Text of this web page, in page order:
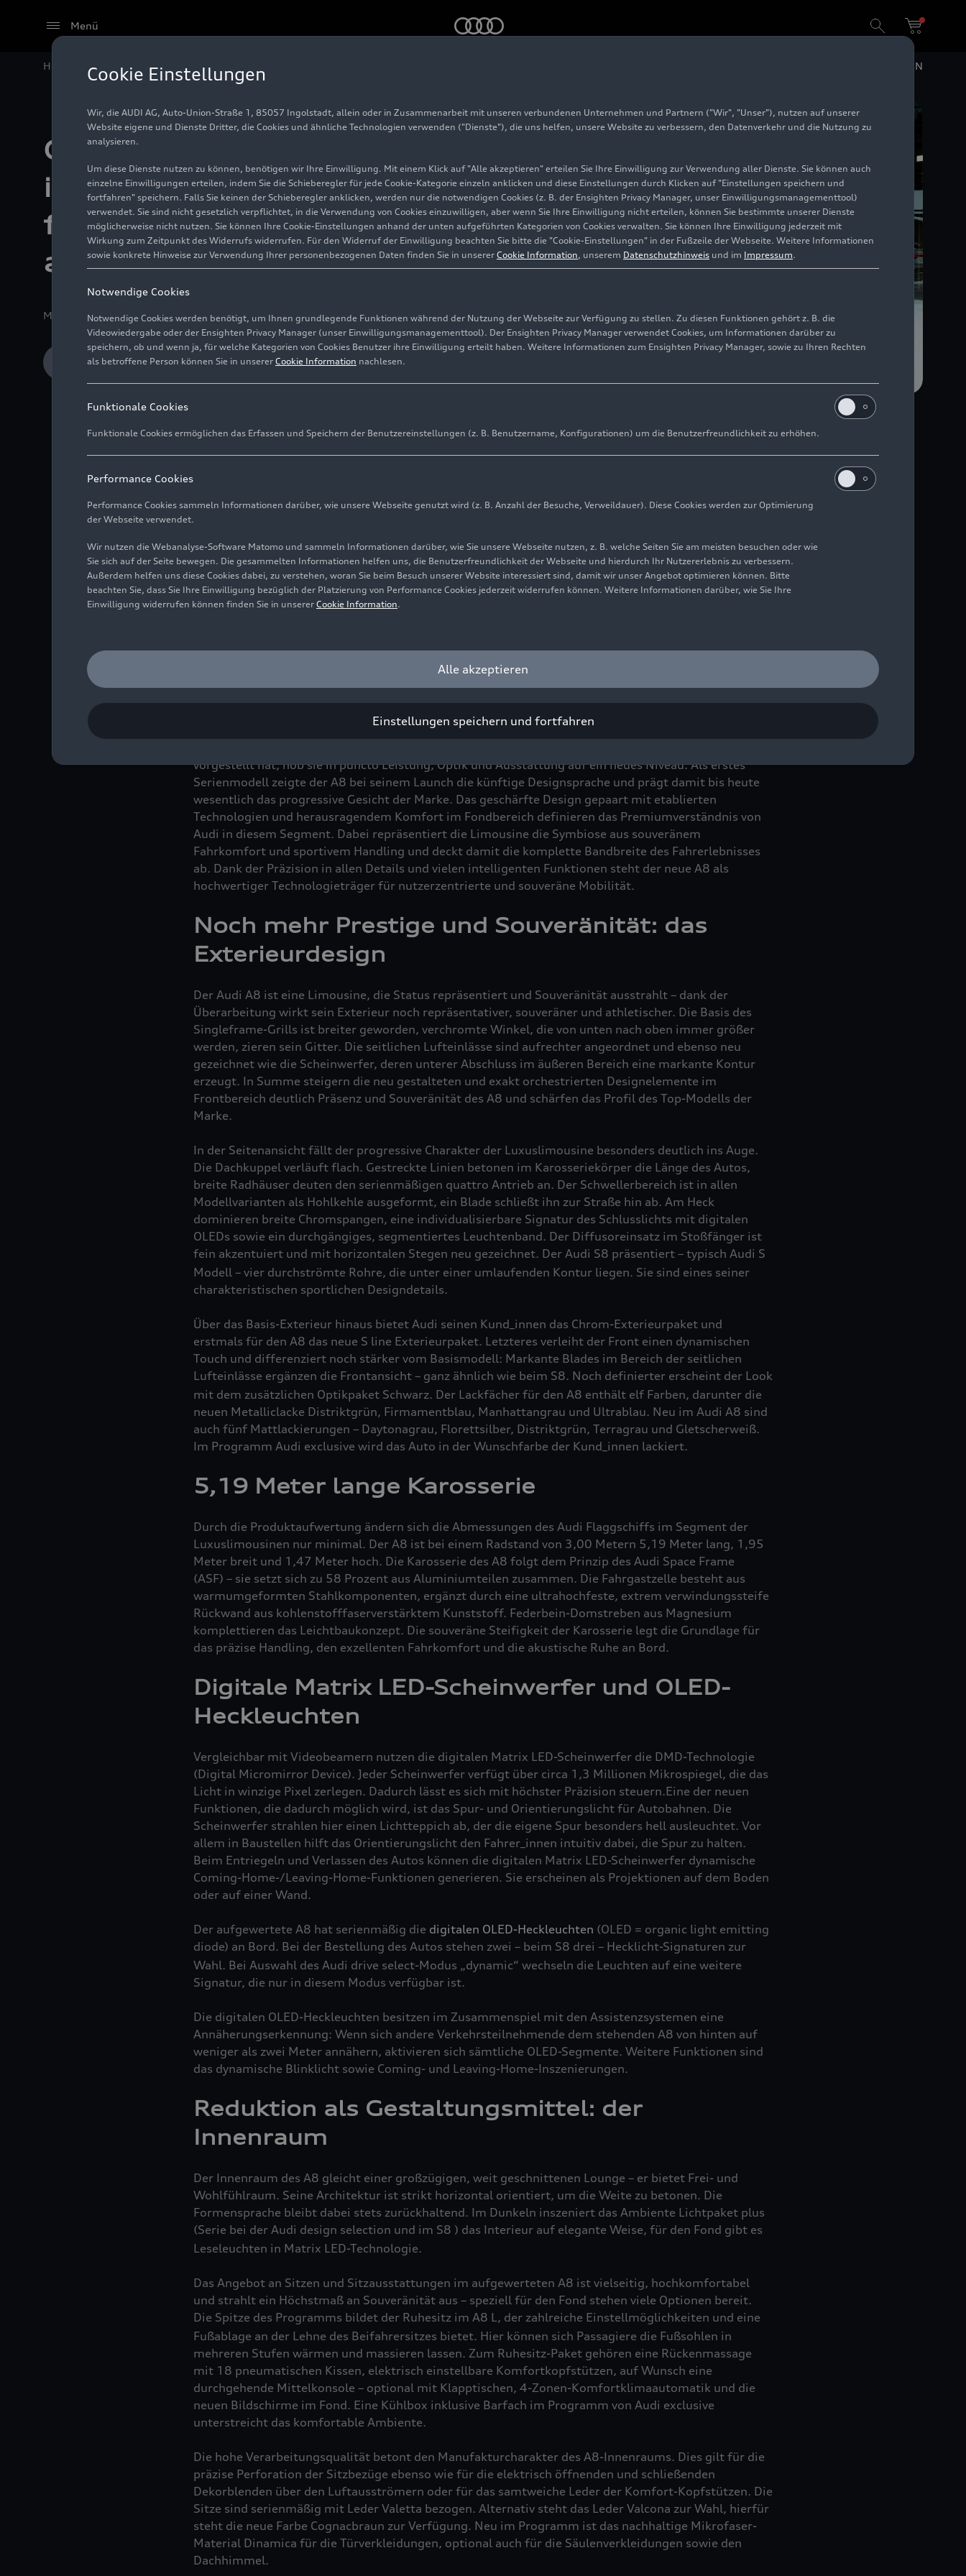
Menü
Home Modelle Audi A8 Audi A8 EN
Geschärftes Design und
innovative Technologien
für das Flaggschiff: der
aufgewertete Audi A8
Medieninformation 02.11.2021 Ingolstadt
Download Medieninformation
Digitalisierung des Lichts für mehr Sicherheit und progressives Technologieerlebnis
A8 LHorch als Top-Modell für China
(Ausführliche Textversion) Mit geschärftem Design insbesondere an Front und Heck sowie innovativen
Technologien sorgt Audi für eine gesteigerte Präsenz und sportliche Eleganz des A8. Damit arbeiten die
Vier Ringe den souveränen und progressiven Charakter der fahraktiven Luxuslimousine noch stärker
Im Modellportfolio von Audi spielt der A8 seit 1994 als Nachfolger des Audi V8 die Rolle der
Speerspitze der Marke im Segment der Luxuslimousinen. Der Audi A8 ist Sinnbild und Pionier für den
vorgestellt hat, hob sie in puncto Leistung, Optik und Ausstattung auf ein neues Niveau. Als erstes
Serienmodell zeigte der A8 bei seinem Launch die künftige Designsprache und prägt damit bis heute
wesentlich das progressive Gesicht der Marke. Das geschärfte Design gepaart mit etablierten
Technologien und herausragendem Komfort im Fondbereich definieren das Premiumverständnis von
Audi in diesem Segment. Dabei repräsentiert die Limousine die Symbiose aus souveränem
Fahrkomfort und sportivem Handling und deckt damit die komplette Bandbreite des Fahrerlebnisses
ab. Dank der Präzision in allen Details und vielen intelligenten Funktionen steht der neue A8 als
hochwertiger Technologieträger für nutzerzentrierte und souveräne Mobilität.
Noch mehr Prestige und Souveränität: das
Exterieurdesign
Der Audi A8 ist eine Limousine, die Status repräsentiert und Souveränität ausstrahlt – dank der
Überarbeitung wirkt sein Exterieur noch repräsentativer, souveräner und athletischer. Die Basis des
Singleframe-Grills ist breiter geworden, verchromte Winkel, die von unten nach oben immer größer
werden, zieren sein Gitter. Die seitlichen Lufteinlässe sind aufrechter angeordnet und ebenso neu
gezeichnet wie die Scheinwerfer, deren unterer Abschluss im äußeren Bereich eine markante Kontur
erzeugt. In Summe steigern die neu gestalteten und exakt orchestrierten Designelemente im
Frontbereich deutlich Präsenz und Souveränität des A8 und schärfen das Profil des Top-Modells der
Marke.
In der Seitenansicht fällt der progressive Charakter der Luxuslimousine besonders deutlich ins Auge.
Die Dachkuppel verläuft flach. Gestreckte Linien betonen im Karosseriekörper die Länge des Autos,
breite Radhäuser deuten den serienmäßigen quattro Antrieb an. Der Schwellerbereich ist in allen
Modellvarianten als Hohlkehle ausgeformt, ein Blade schließt ihn zur Straße hin ab. Am Heck
dominieren breite Chromspangen, eine individualisierbare Signatur des Schlusslichts mit digitalen
OLEDs sowie ein durchgängiges, segmentiertes Leuchtenband. Der Diffusoreinsatz im Stoßfänger ist
fein akzentuiert und mit horizontalen Stegen neu gezeichnet. Der Audi S8 präsentiert – typisch Audi S
Modell – vier durchströmte Rohre, die unter einer umlaufenden Kontur liegen. Sie sind eines seiner
charakteristischen sportlichen Designdetails.
Über das Basis-Exterieur hinaus bietet Audi seinen Kund_innen das Chrom-Exterieurpaket und
erstmals für den A8 das neue S line Exterieurpaket. Letzteres verleiht der Front einen dynamischen
Touch und differenziert noch stärker vom Basismodell: Markante Blades im Bereich der seitlichen
Lufteinlässe ergänzen die Frontansicht – ganz ähnlich wie beim S8. Noch definierter erscheint der Look
mit dem zusätzlichen Optikpaket Schwarz. Der Lackfächer für den A8 enthält elf Farben, darunter die
neuen Metalliclacke Distriktgrün, Firmamentblau, Manhattangrau und Ultrablau. Neu im Audi A8 sind
auch fünf Mattlackierungen – Daytonagrau, Florettsilber, Distriktgrün, Terragrau und Gletscherweiß.
Im Programm Audi exclusive wird das Auto in der Wunschfarbe der Kund_innen lackiert.
5,19 Meter lange Karosserie
Durch die Produktaufwertung ändern sich die Abmessungen des Audi Flaggschiffs im Segment der
Luxuslimousinen nur minimal. Der A8 ist bei einem Radstand von 3,00 Metern 5,19 Meter lang, 1,95
Meter breit und 1,47 Meter hoch. Die Karosserie des A8 folgt dem Prinzip des Audi Space Frame
(ASF) – sie setzt sich zu 58 Prozent aus Aluminiumteilen zusammen. Die Fahrgastzelle besteht aus
warmumgeformten Stahlkomponenten, ergänzt durch eine ultrahochfeste, extrem verwindungssteife
Rückwand aus kohlenstofffaserverstärktem Kunststoff. Federbein-Domstreben aus Magnesium
komplettieren das Leichtbaukonzept. Die souveräne Steifigkeit der Karosserie legt die Grundlage für
das präzise Handling, den exzellenten Fahrkomfort und die akustische Ruhe an Bord.
Digitale Matrix LED-Scheinwerfer und OLED-
Heckleuchten
Vergleichbar mit Videobeamern nutzen die digitalen Matrix LED-Scheinwerfer die DMD-Technologie
(Digital Micromirror Device). Jeder Scheinwerfer verfügt über circa 1,3 Millionen Mikrospiegel, die das
Licht in winzige Pixel zerlegen. Dadurch lässt es sich mit höchster Präzision steuern.Eine der neuen
Funktionen, die dadurch möglich wird, ist das Spur- und Orientierungslicht für Autobahnen. Die
Scheinwerfer strahlen hier einen Lichtteppich ab, der die eigene Spur besonders hell ausleuchtet. Vor
allem in Baustellen hilft das Orientierungslicht den Fahrer_innen intuitiv dabei, die Spur zu halten.
Beim Entriegeln und Verlassen des Autos können die digitalen Matrix LED-Scheinwerfer dynamische
Coming-Home-/Leaving-Home-Funktionen generieren. Sie erscheinen als Projektionen auf dem Boden
oder auf einer Wand.
Der aufgewertete A8 hat serienmäßig die digitalen OLED-Heckleuchten (OLED = organic light emitting
diode) an Bord. Bei der Bestellung des Autos stehen zwei – beim S8 drei – Hecklicht-Signaturen zur
Wahl. Bei Auswahl des Audi drive select-Modus „dynamic“ wechseln die Leuchten auf eine weitere
Signatur, die nur in diesem Modus verfügbar ist.
Die digitalen OLED-Heckleuchten besitzen im Zusammenspiel mit den Assistenzsystemen eine
Annäherungserkennung: Wenn sich andere Verkehrsteilnehmende dem stehenden A8 von hinten auf
weniger als zwei Meter annähern, aktivieren sich sämtliche OLED-Segmente. Weitere Funktionen sind
das dynamische Blinklicht sowie Coming- und Leaving-Home-Inszenierungen.
Reduktion als Gestaltungsmittel: der
Innenraum
Der Innenraum des A8 gleicht einer großzügigen, weit geschnittenen Lounge – er bietet Frei- und
Wohlfühlraum. Seine Architektur ist strikt horizontal orientiert, um die Weite zu betonen. Die
Formensprache bleibt dabei stets zurückhaltend. Im Dunkeln inszeniert das Ambiente Lichtpaket plus
(Serie bei der Audi design selection und im S8 ) das Interieur auf elegante Weise, für den Fond gibt es
Leseleuchten in Matrix LED-Technologie.
Das Angebot an Sitzen und Sitzausstattungen im aufgewerteten A8 ist vielseitig, hochkomfortabel
und strahlt ein Höchstmaß an Souveränität aus – speziell für den Fond stehen viele Optionen bereit.
Die Spitze des Programms bildet der Ruhesitz im A8 L , der zahlreiche Einstellmöglichkeiten und eine
Fußablage an der Lehne des Beifahrersitzes bietet. Hier können sich Passagiere die Fußsohlen in
mehreren Stufen wärmen und massieren lassen. Zum Ruhesitz-Paket gehören eine Rückenmassage
mit 18 pneumatischen Kissen, elektrisch einstellbare Komfortkopfstützen, auf Wunsch eine
durchgehende Mittelkonsole – optional mit Klapptischen, 4-Zonen-Komfortklimaautomatik und die
neuen Bildschirme im Fond. Eine Kühlbox inklusive Barfach im Programm von Audi exclusive
unterstreicht das komfortable Ambiente.
Die hohe Verarbeitungsqualität betont den Manufakturcharakter des A8-Innenraums. Dies gilt für die
präzise Perforation der Sitzbezüge ebenso wie für die elektrisch öffnenden und schließenden
Dekorblenden über den Luftausströmern oder für das samtweiche Leder der Komfort-Kopfstützen. Die
Sitze sind serienmäßig mit Leder Valetta bezogen. Alternativ steht das Leder Valcona zur Wahl, hierfür
steht die neue Farbe Cognacbraun zur Verfügung. Neu im Programm ist das nachhaltige Mikrofaser-
Material Dinamica für die Türverkleidungen, optional auch für die Säulenverkleidungen sowie den
Dachhimmel.
Cookie Einstellungen
Wir, die AUDI AG, Auto-Union-Straße 1, 85057 Ingolstadt, allein oder in Zusammenarbeit mit unseren verbundenen Unternehmen und Partnern ("Wir", "Unser"), nutzen auf unserer
Website eigene und Dienste Dritter, die Cookies und ähnliche Technologien verwenden ("Dienste"), die uns helfen, unsere Website zu verbessern, den Datenverkehr und die Nutzung zu
analysieren.
Um diese Dienste nutzen zu können, benötigen wir Ihre Einwilligung. Mit einem Klick auf "Alle akzeptieren" erteilen Sie Ihre Einwilligung zur Verwendung aller Dienste. Sie können auch
einzelne Einwilligungen erteilen, indem Sie die Schieberegler für jede Cookie-Kategorie einzeln anklicken und diese Einstellungen durch Klicken auf "Einstellungen speichern und
fortfahren" speichern. Falls Sie keinen der Schieberegler anklicken, werden nur die notwendigen Cookies (z. B. der Ensighten Privacy Manager, unser Einwilligungsmanagementtool)
verwendet. Sie sind nicht gesetzlich verpflichtet, in die Verwendung von Cookies einzuwilligen, aber wenn Sie Ihre Einwilligung nicht erteilen, können Sie bestimmte unserer Dienste
möglicherweise nicht nutzen. Sie können Ihre Cookie-Einstellungen anhand der unten aufgeführten Kategorien von Cookies verwalten. Sie können Ihre Einwilligung jederzeit mit
Wirkung zum Zeitpunkt des Widerrufs widerrufen. Für den Widerruf der Einwilligung beachten Sie bitte die "Cookie-Einstellungen" in der Fußzeile der Webseite. Weitere Informationen
sowie konkrete Hinweise zur Verwendung Ihrer personenbezogenen Daten finden Sie in unserer Cookie Information, unserem Datenschutzhinweis und im Impressum.
Notwendige Cookies
Notwendige Cookies werden benötigt, um Ihnen grundlegende Funktionen während der Nutzung der Webseite zur Verfügung zu stellen. Zu diesen Funktionen gehört z. B. die
Videowiedergabe oder der Ensighten Privacy Manager (unser Einwilligungsmanagementtool). Der Ensighten Privacy Manager verwendet Cookies, um Informationen darüber zu
speichern, ob und wenn ja, für welche Kategorien von Cookies Benutzer ihre Einwilligung erteilt haben. Weitere Informationen zum Ensighten Privacy Manager, sowie zu Ihren Rechten
als betroffene Person können Sie in unserer Cookie Information nachlesen.
Funktionale Cookies
Funktionale Cookies ermöglichen das Erfassen und Speichern der Benutzereinstellungen (z. B. Benutzername, Konfigurationen) um die Benutzerfreundlichkeit zu erhöhen.
Performance Cookies
Performance Cookies sammeln Informationen darüber, wie unsere Webseite genutzt wird (z. B. Anzahl der Besuche, Verweildauer). Diese Cookies werden zur Optimierung
der Webseite verwendet.
Wir nutzen die Webanalyse-Software Matomo und sammeln Informationen darüber, wie Sie unsere Webseite nutzen, z. B. welche Seiten Sie am meisten besuchen oder wie
Sie sich auf der Seite bewegen. Die gesammelten Informationen helfen uns, die Benutzerfreundlichkeit der Webseite und hierdurch Ihr Nutzererlebnis zu verbessern.
Außerdem helfen uns diese Cookies dabei, zu verstehen, woran Sie beim Besuch unserer Website interessiert sind, damit wir unser Angebot optimieren können. Bitte
beachten Sie, dass Sie Ihre Einwilligung bezüglich der Platzierung von Performance Cookies jederzeit widerrufen können. Weitere Informationen darüber, wie Sie Ihre
Einwilligung widerrufen können finden Sie in unserer Cookie Information.
Alle akzeptieren
Einstellungen speichern und fortfahren